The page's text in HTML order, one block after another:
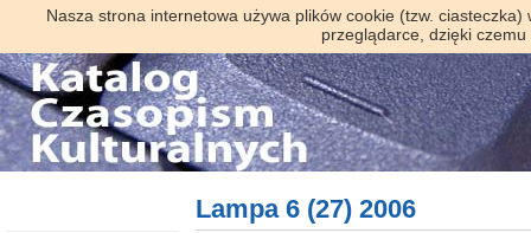
Nasza strona internetowa używa plików cookie (tzw.
przeglądarce, dzięki
Lampa 6 (27) 2006